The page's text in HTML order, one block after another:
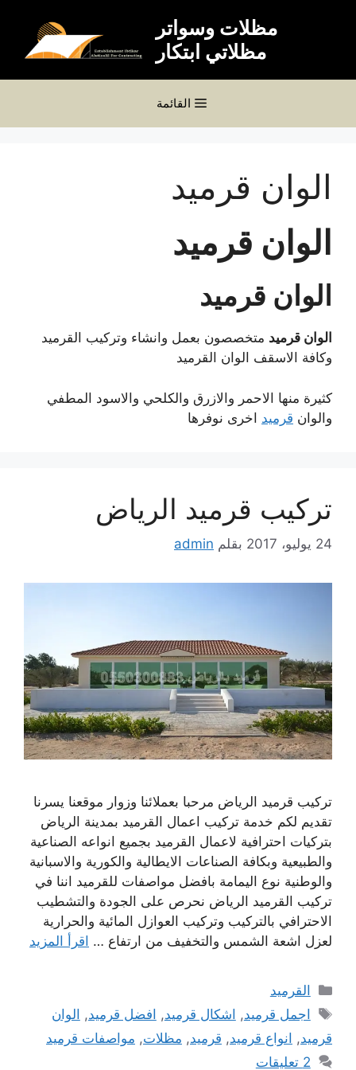
مظلات وسواتر
مظلاتي ابتكار
القائمة
الوان قرميد
الوان قرميد
الوان قرميد
الوان قرميد متخصصون بعمل وانشاء وتركيب القرميد
وكافة الاسقف الوان القرميد
كثيرة منها الاحمر والازرق والكلحي والاسود المطفي
والوان قرميد اخرى نوفرها
تركيب قرميد الرياض
24 يوليو، 2017 بقلم admin
تركيب قرميد الرياض مرحبا بعملائنا وزوار موقعنا يسرنا
تقديم لكم خدمة تركيب اعمال القرميد بمدينة الرياض
بتركيات احترافية لاعمال القرميد بجميع انواعه الصناعية
والطبيعية وبكافة الصناعات الايطالية والكورية والاسبانية
والوطنية نوع اليمامة بافضل مواصفات للقرميد اننا في
تركيب القرميد الرياض نحرص على الجودة والتشطيب
الاحترافي بالتركيب وتركيب العوازل المائية والحرارية
لعزل اشعة الشمس والتخفيف من ارتفاع … اقرأ المزيد
التصنيفات
القرميد
الوسوم
اجمل قرميد, اشكال قرميد, افضل قرميد, الوان
قرميد, انواع قرميد, قرميد, مظلات, مواصفات قرميد
2 تعليقات